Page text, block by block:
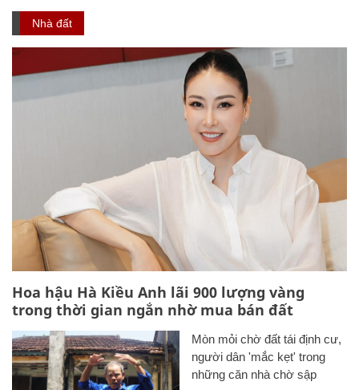
Nhà đất
Hoa hậu Hà Kiều Anh lãi 900 lượng vàng
trong thời gian ngắn nhờ mua bán đất
Mòn mỏi chờ đất tái định cư,
người dân 'mắc kẹt' trong
những căn nhà chờ sập